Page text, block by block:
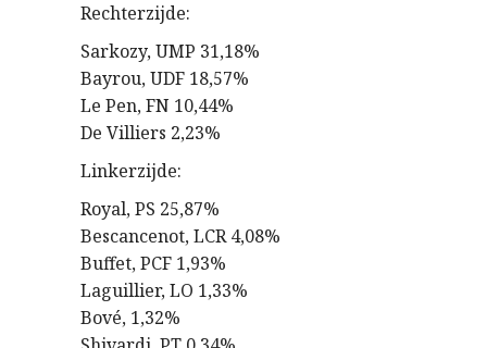
Rechterzijde:
Sarkozy, UMP 31,18%
Bayrou, UDF 18,57%
Le Pen, FN 10,44%
De Villiers 2,23%
Linkerzijde:
Royal, PS 25,87%
Bescancenot, LCR 4,08%
Buffet, PCF 1,93%
Laguillier, LO 1,33%
Bové, 1,32%